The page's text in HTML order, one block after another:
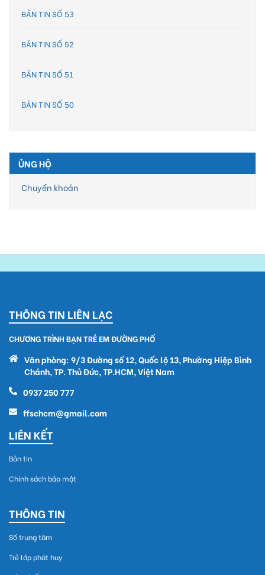
BẢN TIN SỐ 53
BẢN TIN SỐ 52
BẢN TIN SỐ 51
BẢN TIN SỐ 50
ỦNG HỘ
Chuyển khoản
THÔNG TIN LIÊN LẠC
CHƯƠNG TRÌNH BẠN TRẺ EM ĐƯỜNG PHỐ
Văn phòng: 9/3 Đường số 12, Quốc lộ 13, Phường Hiệp Bình
Chánh, TP. Thủ Đức, TP.HCM, Việt Nam
0937 250 777
ffschcm@gmail.com
LIÊN KẾT
Bản tin
Chính sách bảo mật
THÔNG TIN
Số trung tâm
Trẻ lớp phát huy